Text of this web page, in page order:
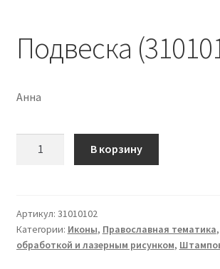
Подвеска
Анна
В корзину
Артикул: 31010102
Категории: Иконы, Православная тематика,
обработкой и лазерным рисунком,